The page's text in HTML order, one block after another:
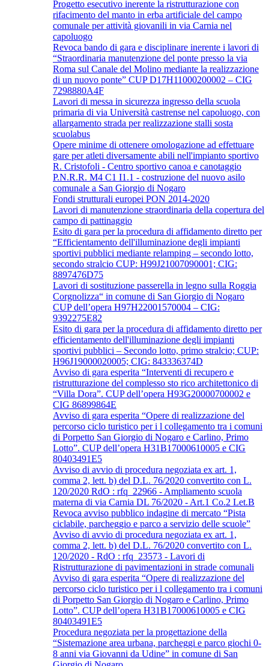
Progetto esecutivo inerente la ristrutturazione con
rifacimento del manto in erba artificiale del campo
comunale per attività giovanili in via Carnia nel
capoluogo
Revoca bando di gara e disciplinare inerente i lavori di
“Straordinaria manutenzione del ponte presso la via
Roma sul Canale del Molino mediante la realizzazione
di un nuovo ponte” CUP D17H11000200002 – CIG
7298880A4F
Lavori di messa in sicurezza ingresso della scuola
primaria di via Università castrense nel capoluogo, con
allargamento strada per realizzazione stalli sosta
scuolabus
Opere minime di ottenere omologazione ad effettuare
gare per atleti diversamente abili nell'impianto sportivo
R. Cristofoli - Centro sportivo canoa e canotaggio
P.N.R.R. M4 C1 I1.1 - costruzione del nuovo asilo
comunale a San Giorgio di Nogaro
Fondi strutturali europei PON 2014-2020
Lavori di manutenzione straordinaria della copertura del
campo di pattinaggio
Esito di gara per la procedura di affidamento diretto per
“Efficientamento dell'illuminazione degli impianti
sportivi pubblici mediante relamping – secondo lotto,
secondo stralcio CUP: H99J21007090001; CIG:
8897476D75
Lavori di sostituzione passerella in legno sulla Roggia
Corgnolizza“ in comune di San Giorgio di Nogaro
CUP dell’opera H97H22001570004 – CIG:
9392275E82
Esito di gara per la procedura di affidamento diretto per
efficientamento dell'illuminazione degli impianti
sportivi pubblici – Secondo lotto, primo stralcio; CUP:
H96J19000020005; CIG: 843336374D
Avviso di gara esperita “Interventi di recupero e
ristrutturazione del complesso sto rico architettonico di
“Villa Dora”. CUP dell’opera H93G20000700002 e
CIG 86899864E
Avviso di gara esperita “Opere di realizzazione del
percorso ciclo turistico per i l collegamento tra i comuni
di Porpetto San Giorgio di Nogaro e Carlino, Primo
Lotto”. CUP dell’opera H31B17000610005 e CIG
80403491E5
Avviso di avvio di procedura negoziata ex art. 1,
comma 2, lett. b) del D.L. 76/2020 convertito con L.
120/2020 RdO : rfq_22966 - Ampliamento scuola
materna di via Carnia DL 76/2020 - Art.1 Co.2 Let.B
Revoca avviso pubblico indagine di mercato “Pista
ciclabile, parcheggio e parco a servizio delle scuole”
Avviso di avvio di procedura negoziata ex art. 1,
comma 2, lett. b) del D.L. 76/2020 convertito con L.
120/2020 - RdO : rfq_23573 - Lavori di
Ristrutturazione di pavimentazioni in strade comunali
Avviso di gara esperita “Opere di realizzazione del
percorso ciclo turistico per i l collegamento tra i comuni
di Porpetto San Giorgio di Nogaro e Carlino, Primo
Lotto”. CUP dell’opera H31B17000610005 e CIG
80403491E5
Procedura negoziata per la progettazione della
“Sistemazione area urbana, parcheggi e parco giochi 0-
8 anni via Giovanni da Udine” in comune di San